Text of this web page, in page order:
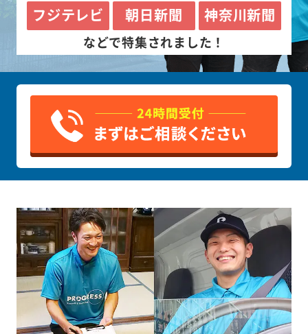
フジテレビ 朝日新聞 神奈川新聞
などで特集されました！